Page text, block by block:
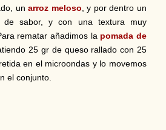
unarroz meloso , y por dentro un
de sabor, y con una textura muy
rematar añadimos la pomada de
25 gr de queso rallado con 25
en el microondas y lo movemos
el conjunto.